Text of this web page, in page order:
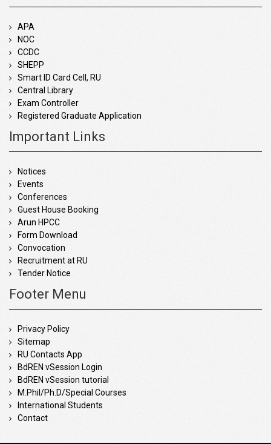
APA
NOC
CCDC
SHEPP
Smart ID Card Cell, RU
Central Library
Exam Controller
Registered Graduate Application
Important Links
Notices
Events
Conferences
Guest House Booking
Arun HPCC
Form Download
Convocation
Recruitment at RU
Tender Notice
Footer Menu
Privacy Policy
Sitemap
RU Contacts App
BdREN vSession Login
BdREN vSession tutorial
M.Phil/Ph.D/Special Courses
International Students
Contact